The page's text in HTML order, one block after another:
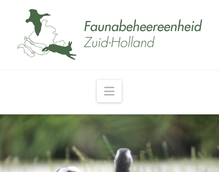
Navigation